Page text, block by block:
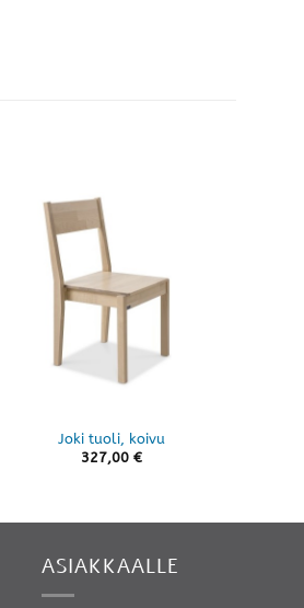
Joki tuoli, koivu
327,00 €
ASIAKKAALLE